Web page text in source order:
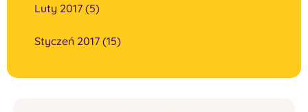
Luty 2017 (5)
Styczeń 2017 (15)